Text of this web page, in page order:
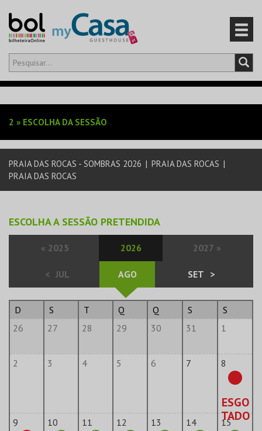
Olá,iniciar sessão
EVENTOS
CARTÕES
2 » ESCOLHA DA SESSÃO
PRAIA DAS ROCAS - SOMBRAS 2026 | PRAIA DAS ROCAS |
PRAIA DAS ROCAS
ESCOLHA A SESSÃO PRETENDIDA
« 2025 2026 2027 »
< JUL AGO SET >
D S T Q Q S
S
26
27 28 29 30 31 1
2 3 4 5 6 7 8
ESGO
TADO
9 10 11 12 13 14 15